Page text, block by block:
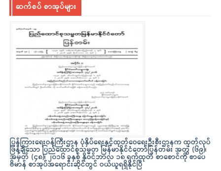
ဆက်စပ် စာအုပ်များ
ပြန်ကြားရေးဝန်ကြီးဌာန ပုံနှိပ်ရေးနှင့်ထုတ်ဝေရေးဦးစီးဌာနက ထုတ်လုပ်
ဖြန့်ချိသော ပြည်ထောင်စုသမ္မတ မြန်မာနိုင်ငံတော်ပြန်တမ်း အတွဲ (၆၉)၊
အမှတ် (၄၈)၊ ၂၀၁၆ ခုနှစ် နိုဝင်ဘာလ ၁၈ ရက်ထုတ် စာစောင်ကို စာပေ
ဗိမာန် စာအုပ်အရောင်းဆိုင်တွင် ဝယ်ယူရရှိနိုင်ပြီ